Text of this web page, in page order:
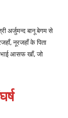
अर्जुमन्द बानू बेगम से
नूरजहाँ के पिता
भाई आसफ खाँ, जो